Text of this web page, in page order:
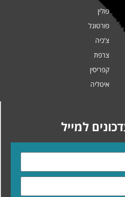
פולין
פורטוגל
צ'כיה
צרפת
קפריסין
איטליה
למייל